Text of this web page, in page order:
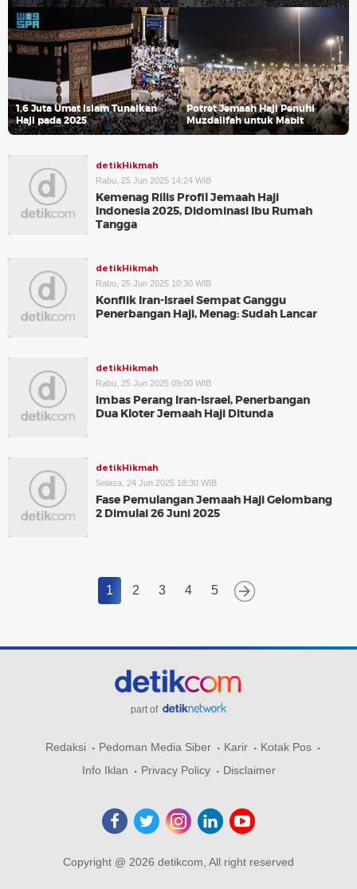
1,6 Juta Umat Islam Tunaikan
Haji pada 2025
Potret Jemaah Haji Penuhi
Muzdalifah untuk Mabit
detikHikmah
Rabu, 25 Jun 2025 14:24 WIB
Kemenag Rilis Profil Jemaah Haji
Indonesia 2025, Didominasi Ibu Rumah
Tangga
detikHikmah
Rabu, 25 Jun 2025 10:30 WIB
Konflik Iran-Israel Sempat Ganggu
Penerbangan Haji, Menag: Sudah Lancar
detikHikmah
Rabu, 25 Jun 2025 09:00 WIB
Imbas Perang Iran-Israel, Penerbangan
Dua Kloter Jemaah Haji Ditunda
detikHikmah
Selasa, 24 Jun 2025 18:30 WIB
Fase Pemulangan Jemaah Haji Gelombang
2 Dimulai 26 Juni 2025
1 2 3 4 5
part of
Redaksi Pedoman Media Siber Karir
Kotak Pos
Info Iklan
Privacy Policy Disclaimer
Copyright @ 2026 detikcom, All right reserved